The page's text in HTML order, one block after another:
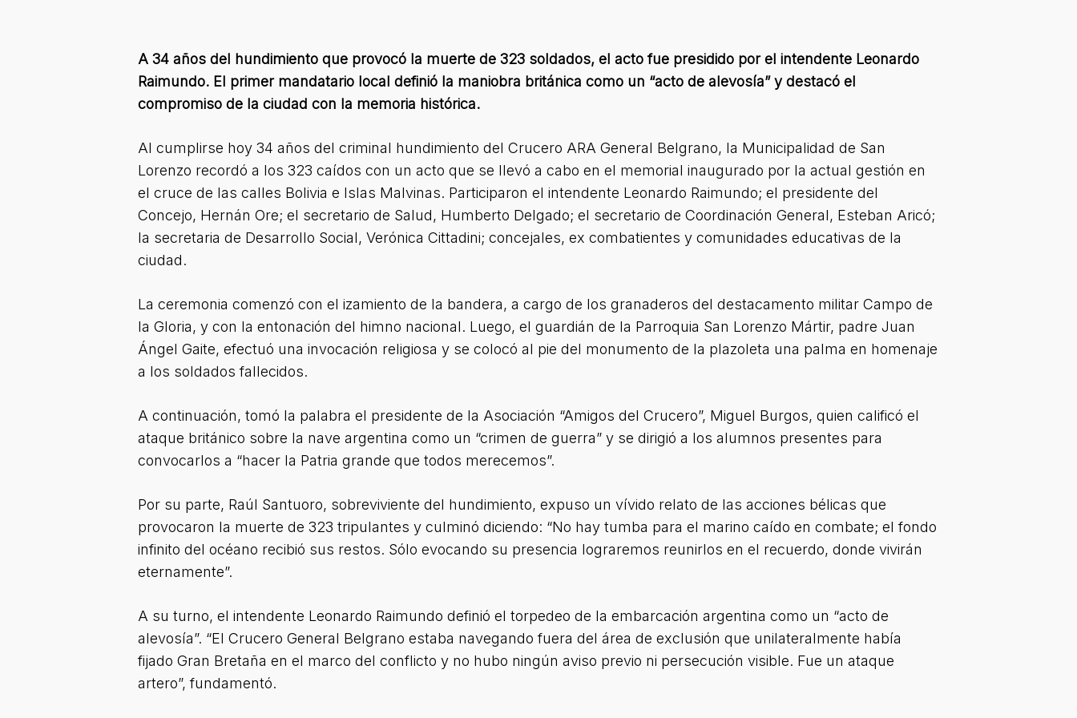
A 34 años del hundimiento que provocó la muerte de 323 soldados, el acto fue presidido por el intendente Leonardo
Raimundo. El primer mandatario local definió la maniobra británica como un “acto de alevosía” y destacó el
compromiso de la ciudad con la memoria histórica.
Al cumplirse hoy 34 años del criminal hundimiento del Crucero ARA General Belgrano, la Municipalidad de San
Lorenzo recordó a los 323 caídos con un acto que se llevó a cabo en el memorial inaugurado por la actual gestión en
el cruce de las calles Bolivia e Islas Malvinas. Participaron el intendente Leonardo Raimundo; el presidente del
Concejo, Hernán Ore; el secretario de Salud, Humberto Delgado; el secretario de Coordinación General, Esteban Aricó;
la secretaria de Desarrollo Social, Verónica Cittadini; concejales, ex combatientes y comunidades educativas de la
ciudad.
La ceremonia comenzó con el izamiento de la bandera, a cargo de los granaderos del destacamento militar Campo de
la Gloria, y con la entonación del himno nacional. Luego, el guardián de la Parroquia San Lorenzo Mártir, padre Juan
Ángel Gaite, efectuó una invocación religiosa y se colocó al pie del monumento de la plazoleta una palma en homenaje
a los soldados fallecidos.
A continuación, tomó la palabra el presidente de la Asociación “Amigos del Crucero”, Miguel Burgos, quien calificó el
ataque británico sobre la nave argentina como un “crimen de guerra” y se dirigió a los alumnos presentes para
convocarlos a “hacer la Patria grande que todos merecemos”.
Por su parte, Raúl Santuoro, sobreviviente del hundimiento, expuso un vívido relato de las acciones bélicas que
provocaron la muerte de 323 tripulantes y culminó diciendo: “No hay tumba para el marino caído en combate; el fondo
infinito del océano recibió sus restos. Sólo evocando su presencia lograremos reunirlos en el recuerdo, donde vivirán
eternamente”.
A su turno, el intendente Leonardo Raimundo definió el torpedeo de la embarcación argentina como un “acto de
alevosía”. “El Crucero General Belgrano estaba navegando fuera del área de exclusión que unilateralmente había
fijado Gran Bretaña en el marco del conflicto y no hubo ningún aviso previo ni persecución visible. Fue un ataque
artero”, fundamentó.